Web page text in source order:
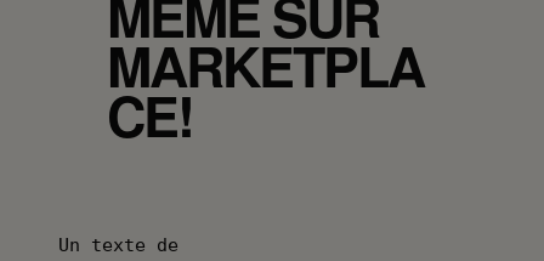
MÊME SUR
MARKETPLA
CE!
Un texte de